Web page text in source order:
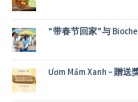
挑
的
旅
“带春节回家”与
Ươm Mầm Xanh – 贈送